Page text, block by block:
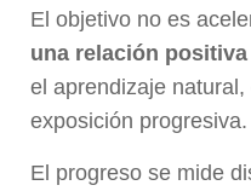
El objetivo no es
una relación
el aprendizaje
exposición progresiva.
El progreso se mide